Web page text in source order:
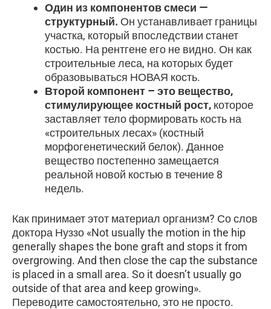
Один из компонентов смеси —
структурный. Он устанавливает границы
участка, который впоследствии станет
костью. На рентгене его не видно. Он как
строительные леса, на которых будет
образовываться НОВАЯ кость.
Второй компонент – это вещество,
стимулирующее костный рост, которое
заставляет тело формировать кость на
«строительных лесах» (костный
морфогенетический белок). Данное
вещество постепенно замещается
реальной новой костью в течение 8
недель.
Как принимает этот материал организм? Со слов
доктора Нуззо «Not usually the motion in the hip
generally shapes the bone graft and stops it from
overgrowing. And then close the cap the substance
is placed in a small area. So it doesn’t usually go
outside of that area and keep growing».
Переводите самостоятельно, это не просто.